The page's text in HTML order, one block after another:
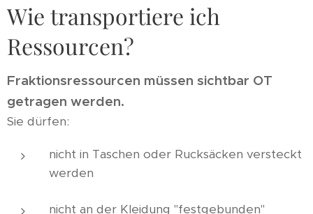
Wie transportiere ich
Ressourcen?
Fraktionsressourcen müssen sichtbar OT
getragen werden.
Sie dürfen:
nicht in Taschen oder Rucksäcken versteckt
werden
nicht an der Kleidung "festgebunden"